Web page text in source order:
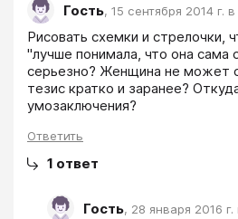
Гость, 15 сентября 2014 г.
Рисовать схемки и стрелочки,
"лучше понимала, что она сама
серьезно? Женщина не может
тезис кратко и заранее?
умозаключения?
Ответить
1 ответ
Гость, 28 января 2016